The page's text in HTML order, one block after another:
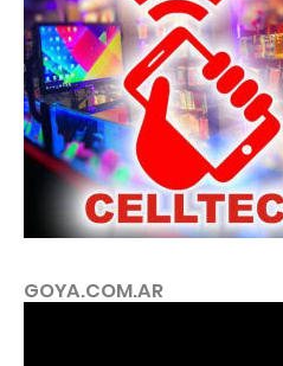
GOYA.COM.AR